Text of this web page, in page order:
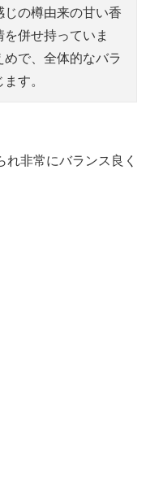
の樽由来の甘い香
併せ持っていま
で、全体的なバラ
す。
非常にバランス良く